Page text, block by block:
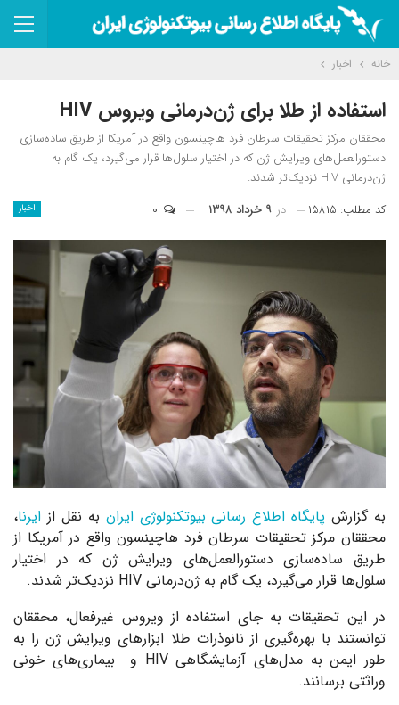
خانه اخبار
استفاده از طلا برای ژن‌درمانی ویروس HIV
محققان مرکز تحقیقات سرطان فرد هاچینسون واقع در آمریکا از طریق ساده‌سازی
دستورالعمل‌های ویرایش ژن که در اختیار سلول‌ها قرار می‌گیرد، یک گام به
ژن‌درمانی HIV نزدیک‌تر شدند.
اخبار کد مطلب: ۱۵۸۱۵ در ۹ خرداد ۱۳۹۸
به گزارش پایگاه اطلاع رسانی بیوتکنولوژی ایران به نقل از ایرنا،
محققان مرکز تحقیقات سرطان فرد هاچینسون واقع در آمریکا از
طریق ساده‌سازی دستورالعمل‌های ویرایش ژن که در اختیار
سلول‌ها قرار می‌گیرد، یک گام به ژن‌درمانی HIV نزدیک‌تر شدند.
در این تحقیقات به جای استفاده از ویروس غیرفعال، محققان
توانستند با بهره‌گیری از نانوذرات طلا ابزارهای ویرایش ژن را به
طور ایمن به مدل‌های آزمایشگاهی HIV و بیماری‌های خونی
وراثتی برسانند.